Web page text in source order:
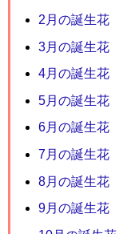
2月の誕生花
3月の誕生花
4月の誕生花
5月の誕生花
6月の誕生花
7月の誕生花
8月の誕生花
9月の誕生花